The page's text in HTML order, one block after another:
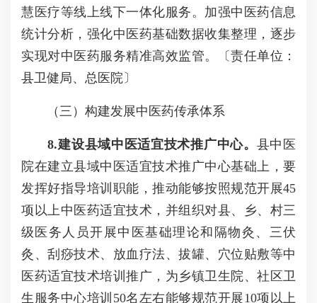
慧医疗等线上线下一体化服务。加强中医药信息
统计分析，强化中医药基础数据收集整理，逐步
实现对中医药服务精准高效监管。〔责任单位：
县卫健局、总医院〕
（三）构建发展中医药传承体系
8.建设县域中医适宜技术推广中心。 县中医
院在建立县域中医适宜技术推广中心基础上，要
发挥好指导培训职能，推动能够按照规范开展45
项以上中医药适宜技术，并组织对县、乡、村三
级医务人员开展中医基础理论和隔物灸、三伏
灸、刮痧技术、放血疗法、拔罐、穴位贴敷等中
医药适宜技术培训推广，为乡镇卫生院、社区卫
生服务中心培训50名左右能够规范开展10项以上